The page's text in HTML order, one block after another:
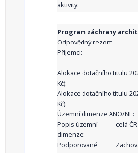
aktivity:
Program záchrany
Odpovědný rezort:
Příjemci:
Alokace dotačního titulu
Kč):
Alokace dotačního titulu
Kč):
Územní dimenze ANO/NE:
Popis územní
dimenze:
celá ČR
Podporované